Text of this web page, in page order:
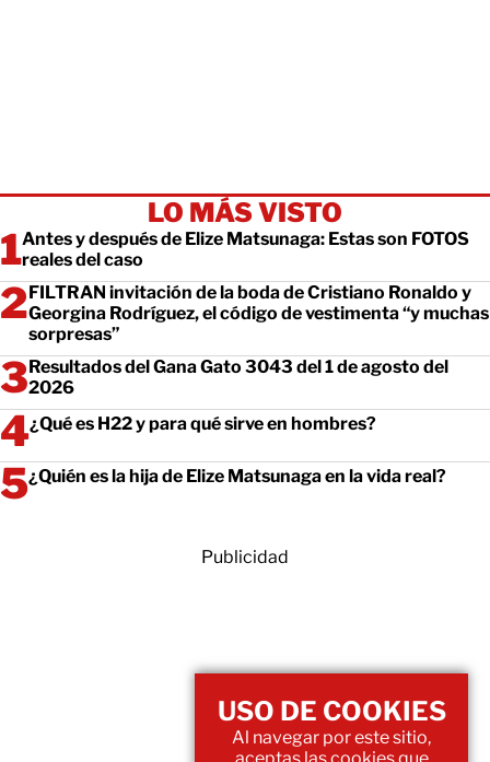
LO MÁS VISTO
Antes y después de Elize Matsunaga: Estas son FOTOS
reales del caso
FILTRAN invitación de la boda de Cristiano Ronaldo y
Georgina Rodríguez, el código de vestimenta “y muchas
sorpresas”
Resultados del Gana Gato 3043 del 1 de agosto del
2026
¿Qué es H22 y para qué sirve en hombres?
¿Quién es la hija de Elize Matsunaga en la vida real?
Publicidad
USO DE COOKIES
Al navegar por este sitio,